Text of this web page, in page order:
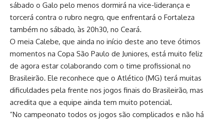
sábado o Galo pelo menos dormirá na vice-liderança e
torcerá contra o rubro negro, que enfrentará o Fortaleza
também no sábado, às 20h30, no Ceará.
O meia Calebe, que ainda no início deste ano teve ótimos
momentos na Copa São Paulo de Juniores, está muito feliz
de agora estar colaborando com o time profissional no
Brasileirão. Ele reconhece que o Atlético (MG) terá muitas
dificuldades pela frente nos jogos finais do Brasileirão, mas
acredita que a equipe ainda tem muito potencial.
“No campeonato todos os jogos são complicados e não há